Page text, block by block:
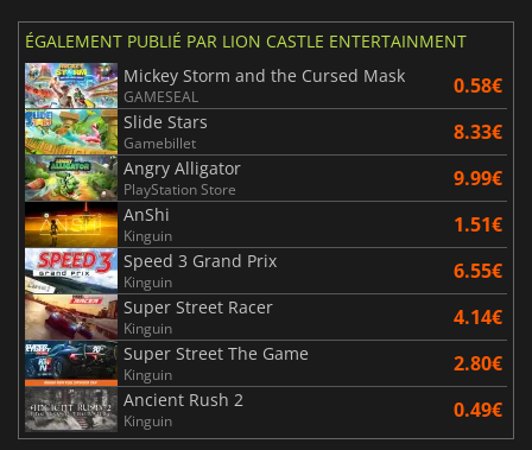
ÉGALEMENT PUBLIÉ PAR LION CASTLE ENTERTAINMENT
Mickey Storm and the Cursed Mask
GAMESEAL 0.58€
Slide Stars
Gamebillet 8.33€
Angry Alligator
PlayStation Store 9.99€
AnShi
Kinguin 1.51€
Speed 3 Grand Prix
Kinguin 6.55€
Super Street Racer
Kinguin 4.14€
Super Street The Game
Kinguin 2.80€
Ancient Rush 2
Kinguin 0.49€